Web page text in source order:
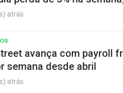
atrás
avança com payroll
semana desde abril
atrás